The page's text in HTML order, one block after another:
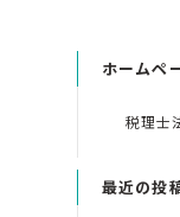
ホームペ
税理士
最近の投